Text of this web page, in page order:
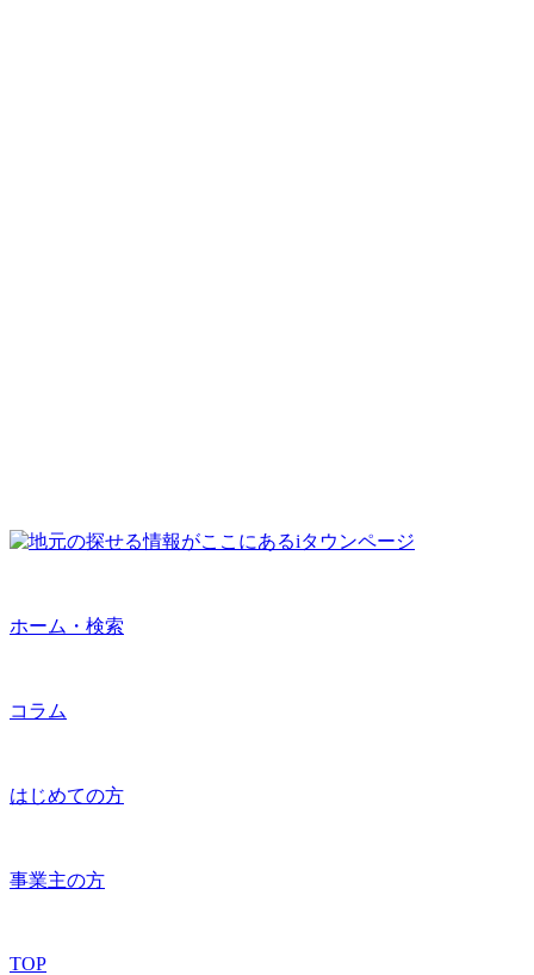
ホーム・検索
コラム
はじめての方
事業主の方
TOP